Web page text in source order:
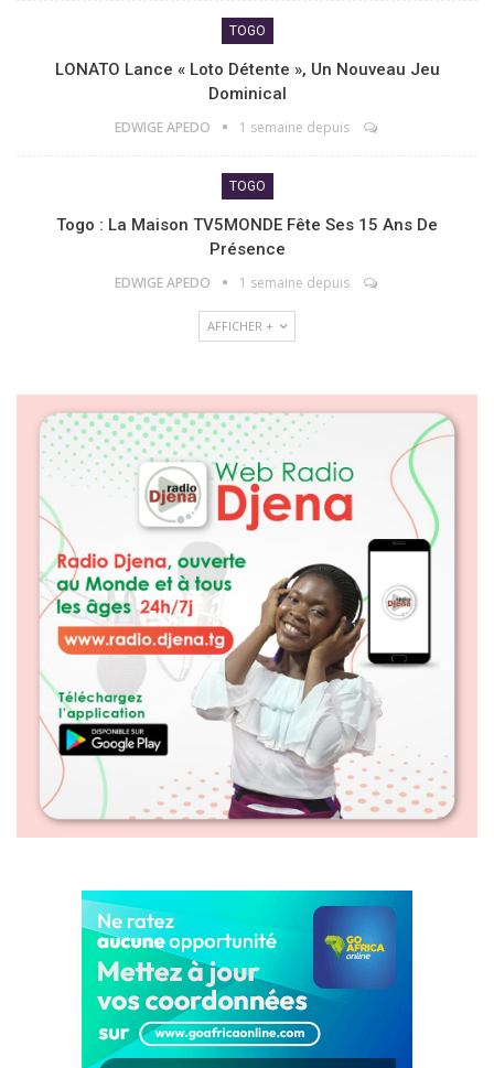
TOGO
LONATO Lance « Loto Détente », Un Nouveau Jeu
Dominical
EDWIGE APEDO 1 semaine depuis
TOGO
Togo : La Maison TV5MONDE Fête Ses 15 Ans De
Présence
EDWIGE APEDO 1 semaine depuis
AFFICHER +